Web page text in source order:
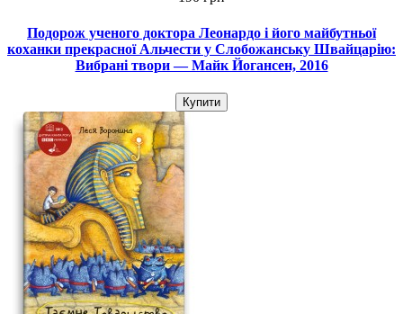
Подорож ученого доктора Леонардо і його майбутньої
коханки прекрасної Альчести у Слобожанську Швайцарію:
Вибрані твори — Майк Йогансен, 2016
Купити